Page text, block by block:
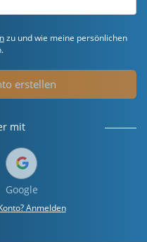
zu und wie meine persönlichen
erstellen
mit
Google
Anmelden